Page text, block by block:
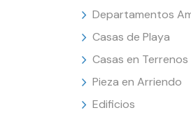
Departamentos
Casas de Playa
Casas en
Pieza en Arriendo
Edificios